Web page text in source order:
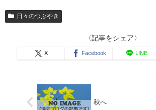
日々のつぶやき
〈記事をシェア〉
X Facebook LINE
秋へ